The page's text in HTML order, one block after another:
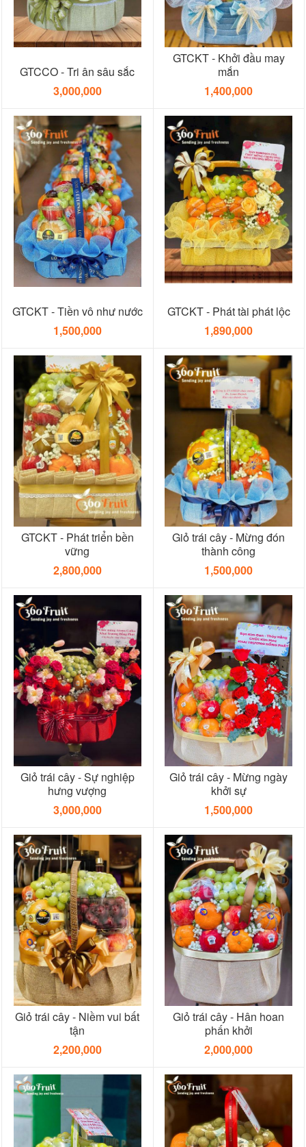
GTCCO - Tri ân sâu sắc
3,000,000
GTCKT - Khởi đầu may
mắn
1,400,000
GTCKT - Tiền vô như nước
1,500,000
GTCKT - Phát tài phát lộc
1,890,000
GTCKT - Phát triển bền
vững
2,800,000
Giỏ trái cây - Mừng đón
thành công
1,500,000
Giỏ trái cây - Sự nghiệp
hưng vượng
3,000,000
Giỏ trái cây - Mừng ngày
khởi sự
1,500,000
Giỏ trái cây - Niềm vui bất
tận
2,200,000
Giỏ trái cây - Hân hoan
phấn khởi
2,000,000